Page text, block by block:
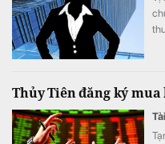
Thủy Tiên đăng ký